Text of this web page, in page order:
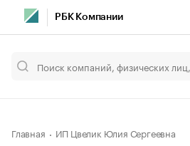
РБК Компании
Главная ИП Цвелик Юлия Сергеевна